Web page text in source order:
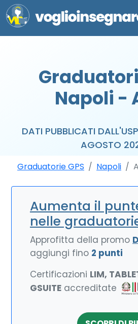
Napoli -
DATI PUBBLICATI
AGOSTO
Graduatorie GPS Napoli
Aumenta il
nelle
Approfitta della promo
aggiungi fino 2 punti
Certificazioni LIM,
GSUITE accreditate